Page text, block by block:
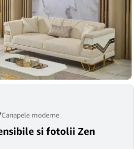
Canapele moderne
si fotolii Zen